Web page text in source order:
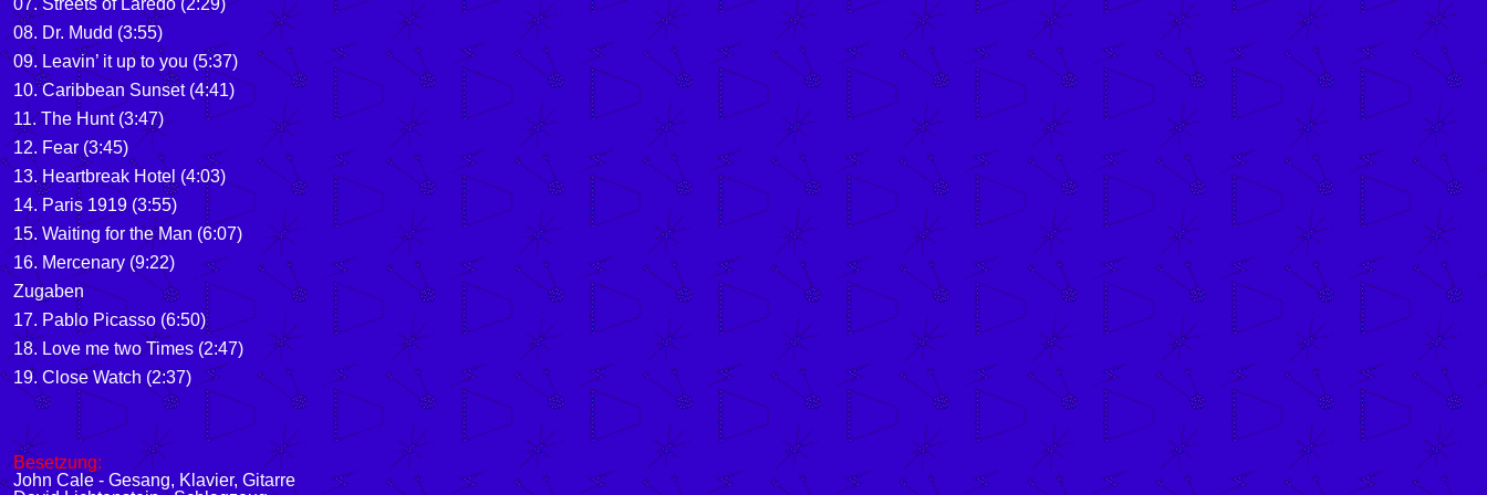
07.Streets of Laredo (2:29)
08. Dr. Mudd (3:55)
09. Leavin’ it up to you (5:37)
10.Caribbean Sunset(4:41)
11.The Hunt(3:47)
12. Fear (3:45)
13.Heartbreak Hotel (4:03)
14. Paris 1919(3:55)
15.Waiting for the Man (6:07)
16. Mercenary (9:22)
Zugaben
17.Pablo Picasso(6:50)
18. Love me two Times (2:47)
19.Close Watch (2:37)
Besetzung:
John Cale - Gesang, Klavier, Gitarre